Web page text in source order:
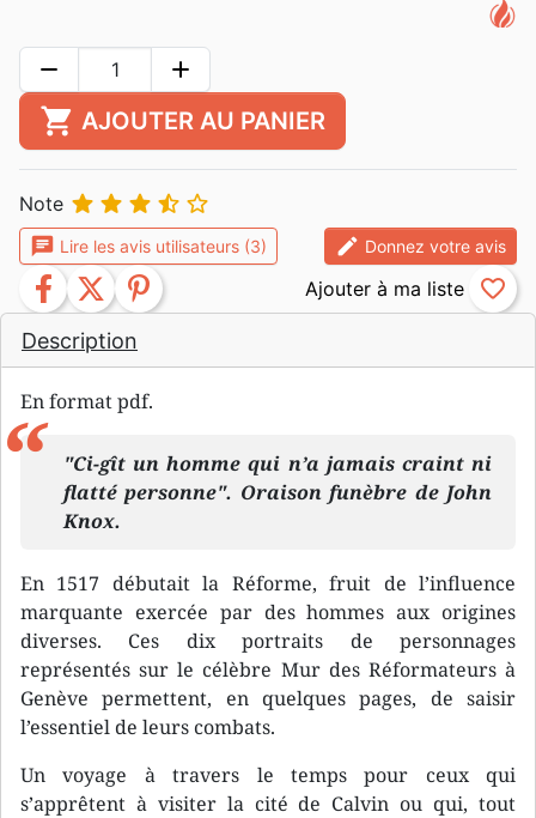
Description
En format pdf.
"Ci-gît un homme qui n’a jamais craint ni
flatté personne". Oraison funèbre de John
Knox.
En 1517 débutait la Réforme, fruit de l’influence
marquante exercée par des hommes aux origines
diverses. Ces dix portraits de personnages
représentés sur le célèbre Mur des Réformateurs à
Genève permettent, en quelques pages, de saisir
l’essentiel de leurs combats.
Un voyage à travers le temps pour ceux qui
s’apprêtent à visiter la cité de Calvin ou qui, tout
remove add
shopping_cart AJOUTER AU PANIER
Note     
chat Lire les avis utilisateurs (3) edit Donnez votre avis
facebook twitter pinterest favorite_border